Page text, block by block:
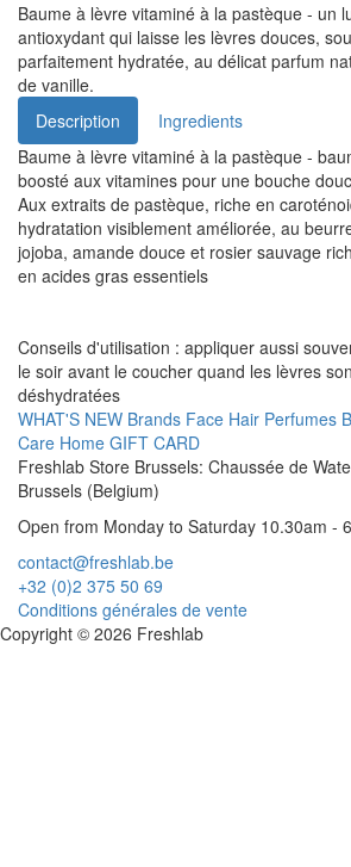
Baume à lèvre vitaminé à la pastèque - un
antioxydant qui laisse les lèvres douces,
parfaitement hydratée, au délicat parfum
de vanille.
Description
Ingredients
Baume à lèvre vitaminé à la pastèque -
boosté aux vitamines pour une bouche
Aux extraits de pastèque, riche en
hydratation visiblement améliorée, au
jojoba, amande douce et rosier sauvage
en acides gras essentiels
Conseils d'utilisation : appliquer aussi
le soir avant le coucher quand les lèvres
déshydratées
WHAT'S NEW Brands Face Hair Perfumes
Care Home GIFT CARD
Freshlab Store Brussels: Chaussée de
Brussels (Belgium)
Open from Monday to Saturday 10.30am -
contact@freshlab.be
+32 (0)2 375 50 69
Conditions générales de vente
Copyright © 2026 Freshlab